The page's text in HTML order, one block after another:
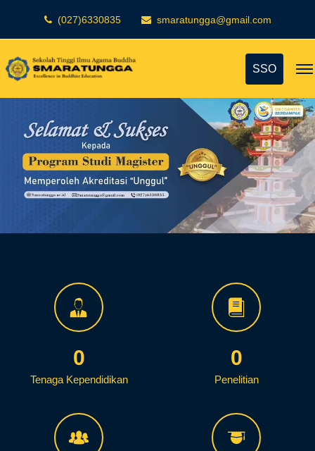
(027)6330835 smaratungga@gmail.com
SSO
0
Tenaga Kependidikan
0
Penelitian